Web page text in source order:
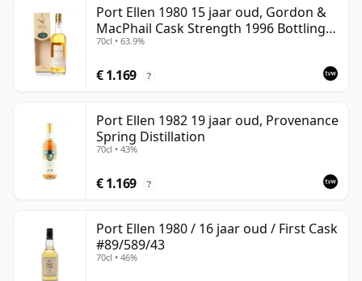
Port Ellen 1980 15 jaar oud, Gordon &
MacPhail Cask Strength 1996 Bottling
with Box
70cl • 63.9%
€ 1.169 ?
Port Ellen 1982 19 jaar oud, Provenance
Spring Distillation
70cl • 43%
€ 1.169 ?
Port Ellen 1980 / 16 jaar oud / First Cask
#89/589/43
70cl • 46%